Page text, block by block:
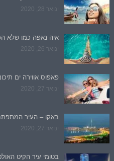
ינואר 28, 2020
איה נאפה כמו שלא
ינואר 26, 2020
פאפוס אווירה ים
ינואר 27, 2020
באקו – העיר
ינואר 27, 2020
בטומי עיר הקיט